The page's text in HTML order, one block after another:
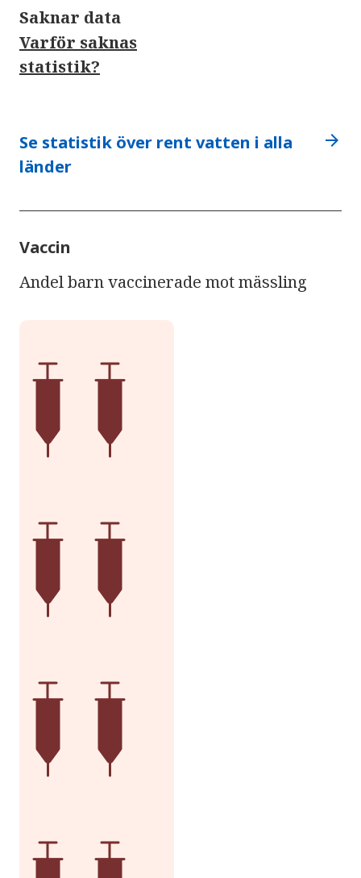
Saknar data
Varför saknas
statistik?
Se statistik över rent vatten i alla
länder
arrow_forward
Vaccin
Andel barn vaccinerade mot mässling